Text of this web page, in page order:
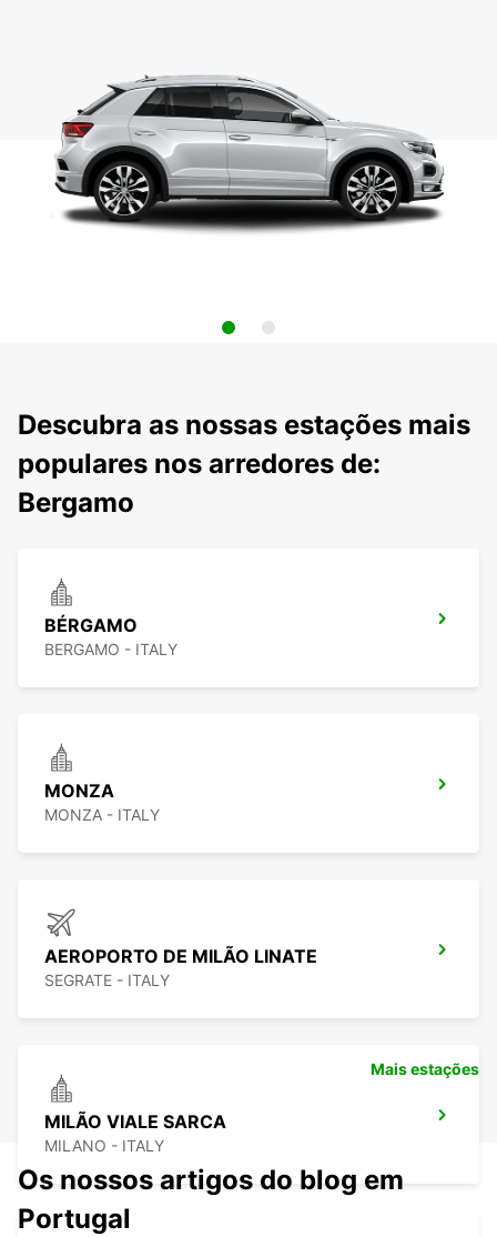
Descubra as nossas estações mais
populares nos arredores de:
Bergamo
BÉRGAMO
BERGAMO - ITALY
MONZA
MONZA - ITALY
AEROPORTO DE MILÃO LINATE
SEGRATE - ITALY
MILÃO VIALE SARCA
MILANO - ITALY
Mais estações
Os nossos artigos do blog em
Portugal